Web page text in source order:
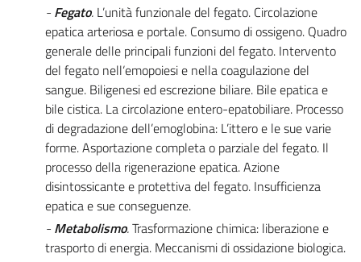
- Fegato. L’unità funzionale del fegato. Circolazione
epatica arteriosa e portale. Consumo di ossigeno. Quadro
generale delle principali funzioni del fegato. Intervento
del fegato nell‘emopoiesi e nella coagulazione del
sangue. Biligenesi ed escrezione biliare. Bile epatica e
bile cistica. La circolazione entero-epatobiliare. Processo
di degradazione dell’emoglobina: L’ittero e le sue varie
forme. Asportazione completa o parziale del fegato. Il
processo della rigenerazione epatica. Azione
disintossicante e protettiva del fegato. Insufficienza
epatica e sue conseguenze.
- Metabolismo.Trasformazione chimica: liberazione e
trasporto di energia. Meccanismi di ossidazione biologica.